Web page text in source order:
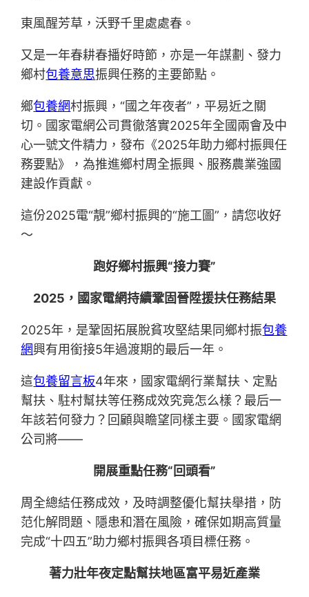
東風醒芳草，沃野千里處處春。
又是一年春耕春播好時節，亦是一年謀劃、發力
鄉村包養意思振興任務的主要節點。
鄉包養網村振興，“國之年夜者”，平易近之關
切。國家電網公司貫徹落實2025年全國兩會及中
心一號文件精力，發布《2025年助力鄉村振興任
務要點》，為推進鄉村周全振興、服務農業強國
建設作貢獻。
這份2025電“靚”鄉村振興的“施工圖”，請您收好
～
跑好鄉村振興“接力賽”
2025，國家電網持續鞏固晉陞援扶任務結果
2025年，是鞏固拓展脫貧攻堅結果同鄉村振包養
網興有用銜接5年過渡期的最后一年。
這包養留言板4年來，國家電網行業幫扶、定點
幫扶、駐村幫扶等任務成效究竟怎么樣？最后一
年該若何發力？回顧與瞻望同樣主要。國家電網
公司將——
開展重點任務“回頭看”
周全總結任務成效，及時調整優化幫扶舉措，防
范化解問題、隱患和潛在風險，確保如期高質量
完成“十四五”助力鄉村振興各項目標任務。
著力壯年夜定點幫扶地區富平易近產業